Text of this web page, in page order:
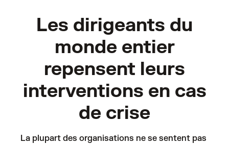
Les dirigeants du
monde entier
repensent leurs
interventions en cas
de crise
La plupart des organisations ne se sentent pas